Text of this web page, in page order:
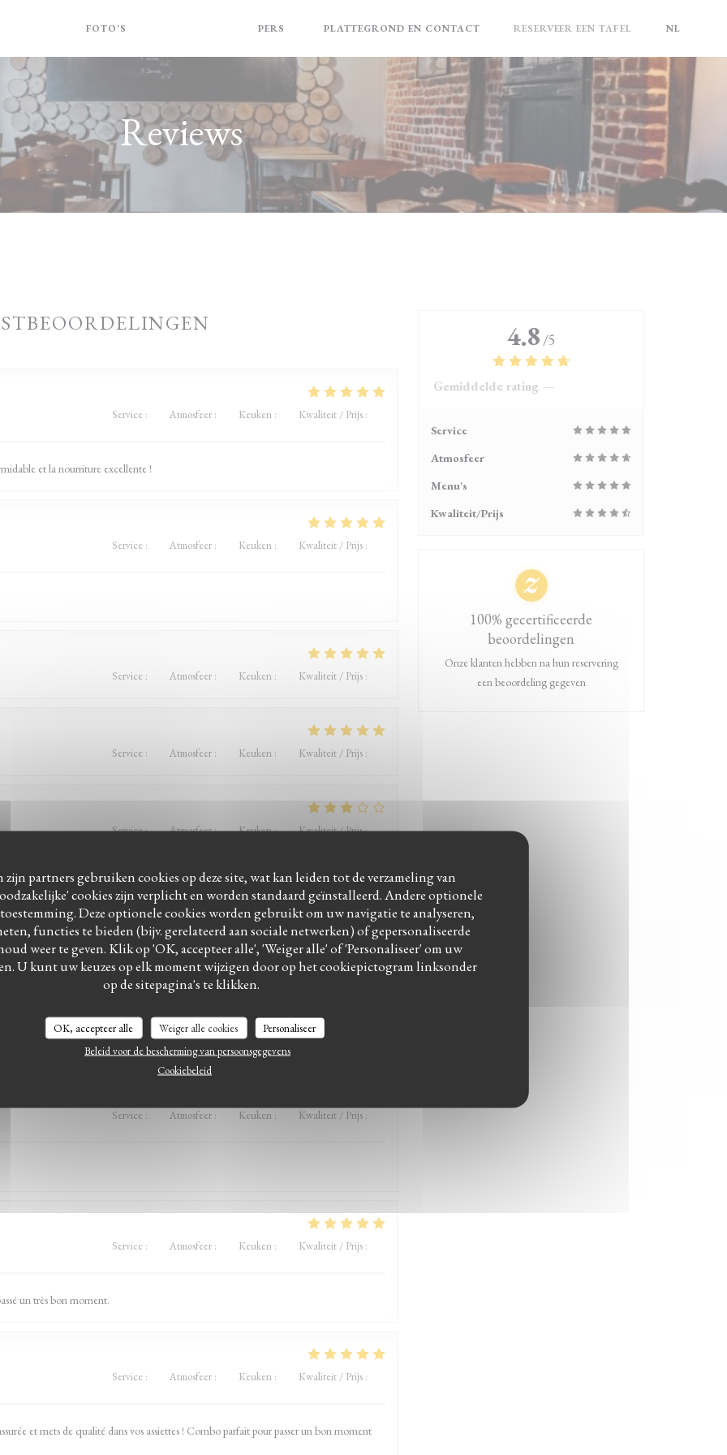
partners gebruiken cookies op deze site, wat kan leiden tot de verzameling van
cookies zijn verplicht en worden standaard geïnstalleerd. Andere optionele
Deze optionele cookies worden gebruikt om uw navigatie te analyseren,
functies te bieden (bijv. gerelateerd aan sociale netwerken) of gepersonaliseerde
weer te geven. Klik op 'OK, accepteer alle', 'Weiger alle' of 'Personaliseer' om uw
U kunt uw keuzes op elk moment wijzigen door op het cookiepictogram linksonder
op de sitepagina's te klikken.
OK, accepteer alle Weiger alle cookies
Personaliseer
Beleid voor de bescherming van persoonsgegevens
Cookiebeleid
FOTO'S PERS PLATTEGROND EN CONTACT RESERVEER EEN TAFEL NL
Reviews
Service : Atmosfeer : Keuken : Kwaliteit / Prijs :
et la nourriture excellente !
Service : Atmosfeer : Keuken : Kwaliteit / Prijs :
Service : Atmosfeer : Keuken : Kwaliteit / Prijs :
Service : Atmosfeer : Keuken : Kwaliteit / Prijs :
Service:2/5 Atmosfeer:3/5 Keuken:4/5 Kwaliteit / Prijs:1/5
Service 4/5 Atmosfeer Keuken /5 Kwaliteit / Prijs : /5
Service:4/5 Atmosfeer: 4/5 Keuken
parfait. On y retourne 🤩
Service : Atmosfeer : Keuken : Kwaliteit / Prijs :
Service : Atmosfeer : Keuken : Kwaliteit / Prijs :
un très bon moment.
Service : Atmosfeer : Keuken : Kwaliteit / Prijs :
et mets de qualité dans vos assiettes ! Combo parfait pour passer un bon moment
4.8 /5
Gemiddelde rating —
Service
Atmosfeer
Menu's
Kwaliteit/Prijs
100% gecertificeerde
beoordelingen
Onze klanten hebben na hun reservering
een beoordeling gegeven
LE BISTROT DU WITLOOF